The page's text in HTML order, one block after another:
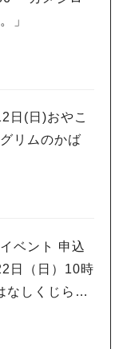
」
日(日)おやこ
リムのかば
ベント 申込
日（日）10時
なしくじらの